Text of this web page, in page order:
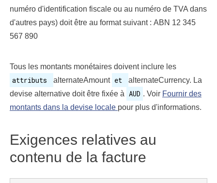
numéro d'identification fiscale ou au numéro de TVA dans
d'autres pays) doit être au format suivant : ABN 12 345
567 890
Tous les montants monétaires doivent inclure les
attributs alternateAmount et
alternateCurrency. La
devise alternative doit être fixée à AUD . Voir Fournir des
montants dans la devise locale pour plus d'informations.
Exigences relatives au
contenu de la facture